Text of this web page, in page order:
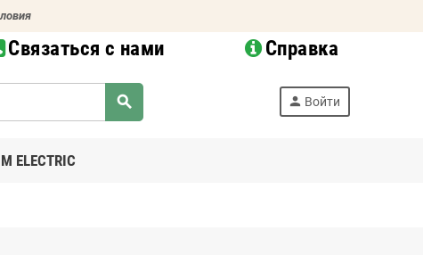
Связаться с нами Справка
search person Войти
ELECTRIC